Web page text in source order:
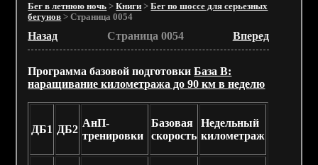
Бег в летнюю ночь >Книги >Бег по шоссе для серьезных
бегунов > Страница 0054
Назад Страница 0054 Вперед
Программа базовой подготовкиБаза В:
наращивание километража до 90 км в неделю
ДБ1 ДБ2
АнП-
тренировки
Базовая
скорость
Недельный
километраж